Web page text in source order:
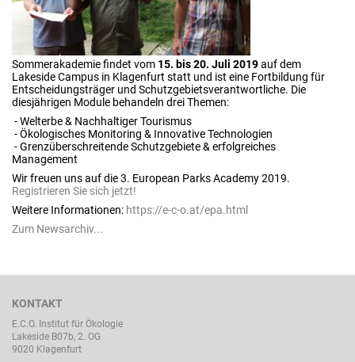
Sommerakademie findet vom 15. bis 20. Juli 2019auf dem
Lakeside Campus in Klagenfurt statt und ist eine Fortbildung für
Entscheidungsträger und Schutzgebietsverantwortliche. Die
diesjährigen Module behandeln drei Themen:
- Welterbe & Nachhaltiger Tourismus
- Ökologisches Monitoring & Innovative Technologien
- Grenzüberschreitende Schutzgebiete & erfolgreiches
Management
Wir freuen uns auf die 3. European Parks Academy 2019.
Registrieren Sie sich jetzt!
Weitere Informationen: https://e-c-o.at/epa.html
Zum Newsarchiv...
KONTAKT
E.C.O. Institut für Ökologie
Lakeside B07b, 2. OG
9020 Klagenfurt